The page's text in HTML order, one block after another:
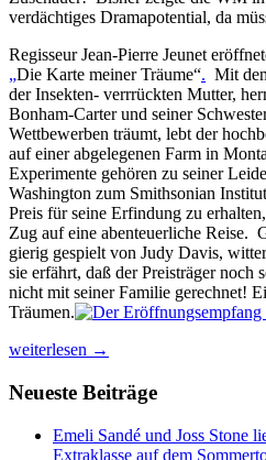
verdächtiges Dramapotential, da
Regisseur Jean-Pierre Jeunet
„Die Karte meiner Träume“. Mit
der Insekten- verrrückten Mutter,
Bonham-Carter und seiner
Wettbewerben träumt, lebt der
auf einer abgelegenen Farm in
Experimente gehören zu seiner
Washington zum Smithsonian
Preis für seine Erfindung zu
Zug auf eine abenteuerliche Reise.
gierig gespielt von Judy Davis,
sie erfährt, daß der Preisträger
nicht mit seiner Familie gerechnet!
Träumen.
Film-
Fußballfieber,
weiterlesen →
Neueste Beiträge
Emeli Sandé und Joss Stone
Extraklasse auf dem